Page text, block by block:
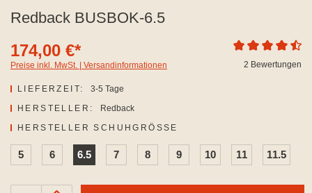
Redback BUSBOK-6.5
174,00 €*
Preise inkl. MwSt. | Versandinformationen 2 Bewertungen
LIEFERZEIT:
3-5 Tage
HERSTELLER:
Redback
HERSTELLER SCHUHGRÖSSE
5 6 6.5 7 8 9 10 11 11.5